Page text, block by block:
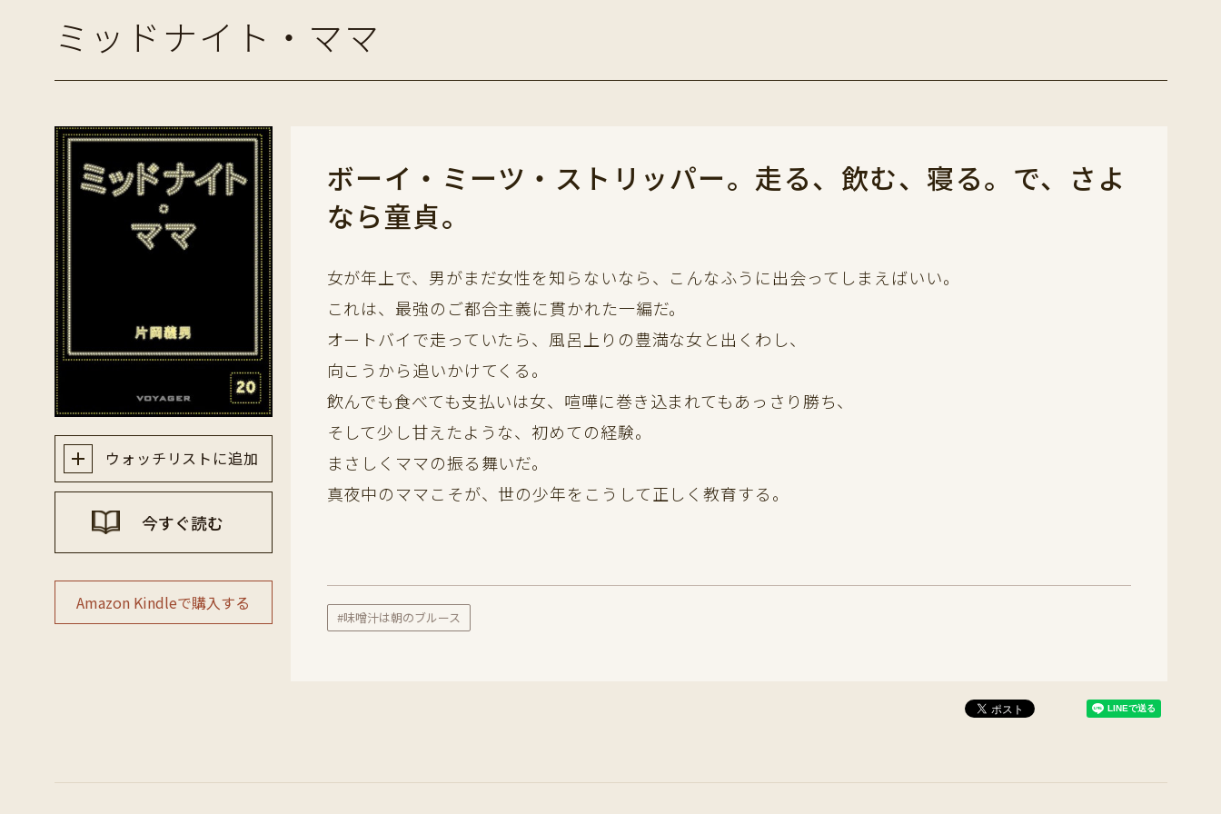
ミッドナイト・ママ
ウォッチリストに追加
今すぐ読む
Amazon Kindleで購入する
ボーイ・ミーツ・ストリッパー。走る、飲む、寝る。で、さよ
なら童貞。
女が年上で、男がまだ女性を知らないなら、こんなふうに出会ってしまえばいい。
これは、最強のご都合主義に貫かれた一編だ。
オートバイで走っていたら、風呂上りの豊満な女と出くわし、
向こうから追いかけてくる。
飲んでも食べても支払いは女、喧嘩に巻き込まれてもあっさり勝ち、
そして少し甘えたような、初めての経験。
まさしくママの振る舞いだ。
真夜中のママこそが、世の少年をこうして正しく教育する。
#味噌汁は朝のブルース